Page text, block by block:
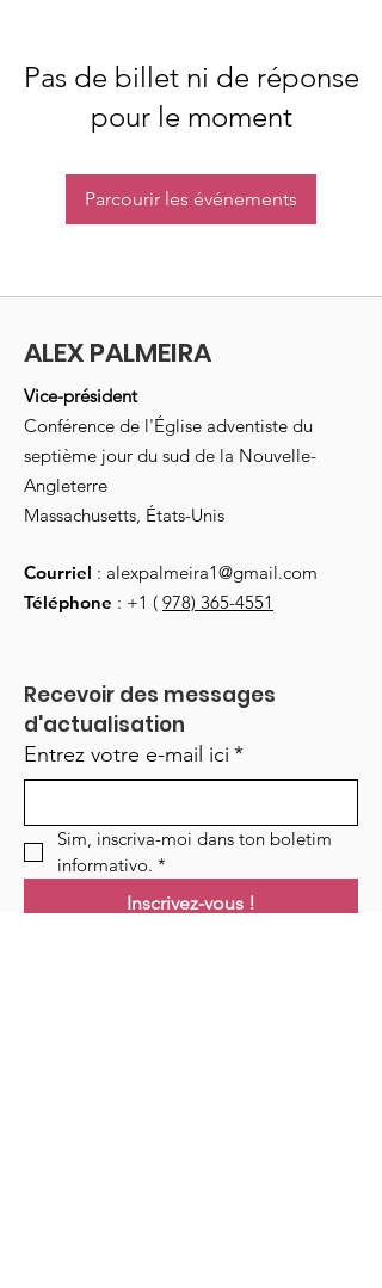
Pas de billet ni de réponse
pour le moment
Parcourir les événements
ALEX PALMEIRA
Vice-président
Conférence de l'Église adventiste du
septième jour du sud de la Nouvelle-
Angleterre
Massachusetts, États-Unis
Courriel : alexpalmeira1@gmail.com
Téléphone : +1 ( 978) 365-4551
Recevoir des messages
d'actualisation
Entrez votre e-mail ici *
Sim, inscriva-moi dans ton boletim
informativo. *
Inscrivez-vous !